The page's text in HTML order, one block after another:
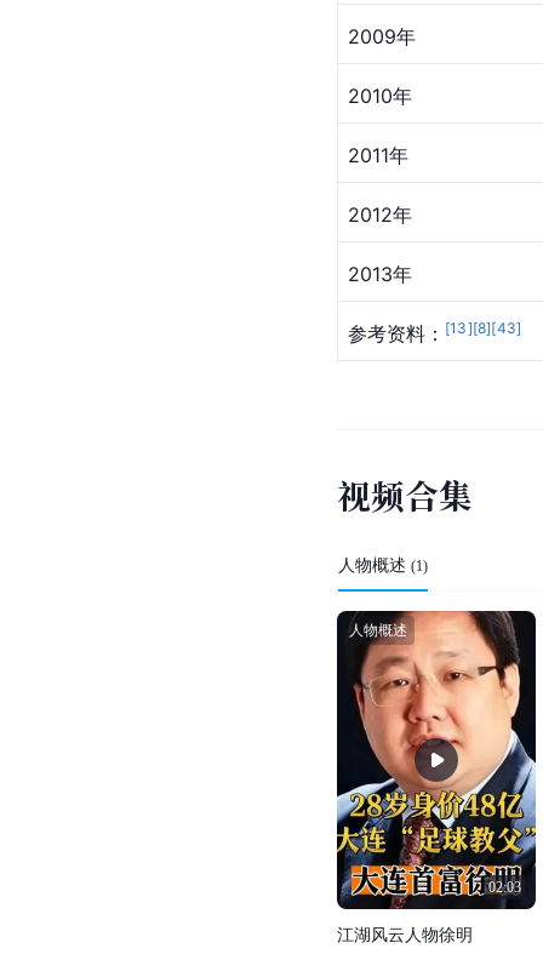
2009年
2010年
2011年
2012年
2013年
参考资料： [13][8][43]
视频合集
人物概述 (1)
02:03
人物概述
江湖 风云 人物徐明